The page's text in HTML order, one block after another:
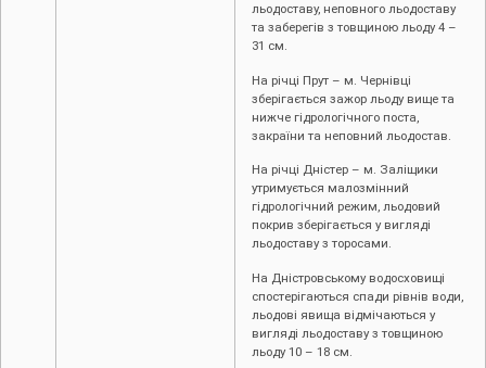
льодоставу, неповного льодоставу
та заберегів з товщиною льоду 4 –
31 см.
На річці Прут – м. Чернівці
зберігається зажор льоду вище та
нижче гідрологічного поста,
закраїни та неповний льодостав.
На річці Дністер – м. Заліщики
утримується малозмінний
гідрологічний режим, льодовий
покрив зберігається у вигляді
льодоставу з торосами.
На Дністровському водосховищі
спостерігаються спади рівнів води,
льодові явища відмічаються у
вигляді льодоставу з товщиною
льоду 10 – 18 см.